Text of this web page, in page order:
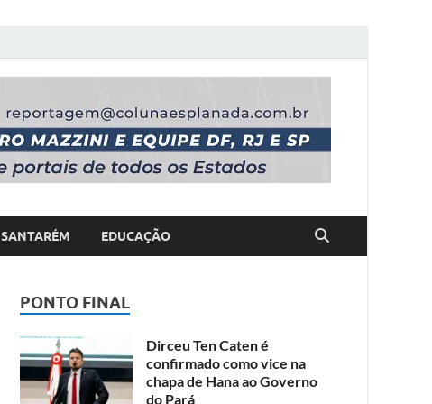
SANTARÉM EDUCAÇÃO
PONTO FINAL
Dirceu Ten Caten é
confirmado como vice na
chapa de Hana ao Governo
do Pará